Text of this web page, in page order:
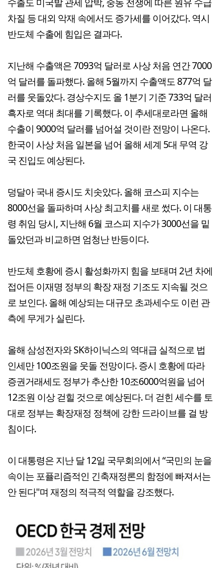
차질 등 대외 악재 속에서도 증가세를 이어갔다. 역시
반도체 수출에 힘입은 결과다.
지난해 수출액은 7093억 달러로 사상 처음 연간 7000
억 달러를 돌파했다. 올해 5월까지 수출액도 877억 달
러를 웃돌았다. 경상수지도 올 1분기 기준 733억 달러
흑자로 역대 최대를 기록했다. 이 추세대로라면 올해
수출이 9000억 달러를 넘어설 것이란 전망이 나온다.
한국이 사상 처음 일본을 넘어 올해 세계 5대 무역 강
국 진입도 예상된다.
덩달아 국내 증시도 치솟았다. 올해 코스피 지수는
8000선을 돌파하며 사상 최고치를 새로 썼다. 이 대통
령 취임 당시, 지난해 6월 코스피 지수가 3000선을 밑
돌았던과 비교하면 엄청난 반등이다.
반도체 호황에 증시 활성화까지 힘을 보태며 2년 차에
접어든 이재명 정부의 확장 재정 기조도 지속될 것으
로 보인다. 올해 예상되는 대규모 초과세수도 이런 관
측에 무게가 실린다.
올해 삼성전자와 SK하이닉스의 역대급 실적으로 법
인세만 100조원을 웃돌 전망이다. 증시 호황에 따라
증권거래세도 정부가 추산한 10조6000억원을 넘어
12조원 이상 걷힐 것으로 예상된다. 더 걷힌 세수를 토
대로 정부는 확장재정 정책에 강한 드라이브를 걸 방
침이다.
이 대통령은 지난 달 12일 국무회의에서 “국민의 눈을
속이는 포퓰리즘적인 긴축재정론의 함정에 빠져서는
안 된다"며 재정의 적극적 역할을 강조했다.